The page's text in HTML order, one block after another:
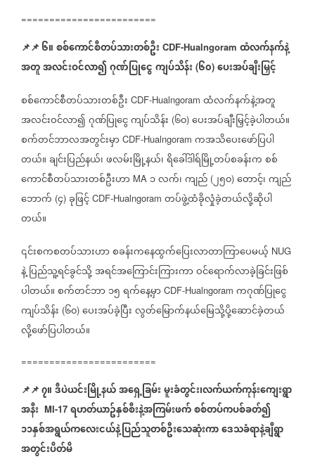
========================
📌📌၆။စစ်ကောင်စီတပ်သားတစ်ဦး CDF-Hualngoram ထံလက်နက်နဲ့
အတူအလင်းဝင်လာ၍ဂုဏ်ပြုငွေကျပ်သိန်း (၆၀) ပေးအပ်ချီးမြှင့်
စစ်ကောင်စီတပ်သားတစ်ဦး CDF-Hualngoram ထံလက်နက်နဲ့အတူ
အလင်းဝင်လာ၍ဂုဏ်ပြုငွေကျပ်သိန်း (၆၀) ပေးအပ်ချီးမြှင့်ခဲ့ပါတယ်။
စက်တင်ဘာလအတွင်းမှာ CDF-Hualngoram ကအသိပေးဖော်ပြပါ
တယ်။ချင်းပြည်နယ်၊ဖလမ်းမြို့နယ်၊ရိခေါ်ဒါရ်မြို့တပ်စခန်းကစစ်
ကောင်စီတပ်သားတစ်ဦးဟာ MA ၁လက်၊ကျည် (၂၅၀) တောင့်၊ကျည်
ဘောက် (၄) ခုဖြင့် CDF-Hualngoram တပ်ဖွဲ့ထံခိုလှုံခဲ့တယ်လို့ဆိုပါ
တယ်။
၎င်းစကစတပ်သားဟာစခန်းကနေထွက်ပြေးလာတာကြာပေမယ့် NUG
နဲ့ပြည်သူ့ရင်ခွင်သို့အရင်အကြောင်းကြားကာဝင်ရောက်လာခဲ့ခြင်းဖြစ်
ပါတယ်။စက်တင်ဘာ၁၅ရက်နေ့မှာ CDF-Hualngoram ကဂုဏ်ပြုငွေ
ကျပ်သိန်း (၆၀) ပေးအပ်ခဲ့ပြီးလွတ်မြောက်နယ်မြေသို့ပို့ဆောင်ခဲ့တယ်
လို့ဖော်ပြပါတယ်။
========================
📌📌၇။ဒီပဲယင်းမြို့နယ်အရှေ့ခြမ်းမူးခံတွင်း၊လက်ယက်ကုန်းကျေးရွာ
အနီး MI-17 ရဟတ်ယာဥ်နှစ်စီးနဲ့အကြမ်းဖက်စစ်တပ်ကပစ်ခတ်၍
၁၁နှစ်အရွယ်ကလေးငယ်နဲ့ပြည်သူတစ်ဦးသေဆုံးကာဒေသခံရာနဲ့ချီရွာ
အတွင်းပိတ်မိ